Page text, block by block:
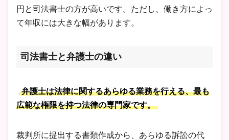
円と司法書士の方が高いです。ただし、働き方によっ
て年収には大きな幅があります。
司法書士と弁護士の違い
弁護士は法律に関するあらゆる業務を行える、最も
広範な権限を持つ法律の専門家です。
裁判所に提出する書類作成から、あらゆる訴訟の代